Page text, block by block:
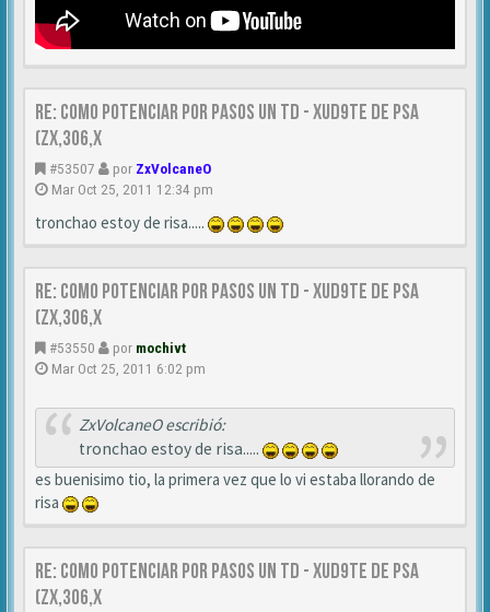
Re: Como Potenciar por pasos un TD - XUD9TE DE PSA
(zx,306,x
#53507 por ZxVolcaneO
Mar Oct 25, 2011 12:34 pm
tronchao estoy de risa.....
Re: Como Potenciar por pasos un TD - XUD9TE DE PSA
(zx,306,x
#53550 por mochivt
Mar Oct 25, 2011 6:02 pm
ZxVolcaneO escribió:
tronchao estoy de risa.....
es buenisimo tio, la primera vez que lo vi estaba llorando de
risa
Re: Como Potenciar por pasos un TD - XUD9TE DE PSA
(zx,306,x